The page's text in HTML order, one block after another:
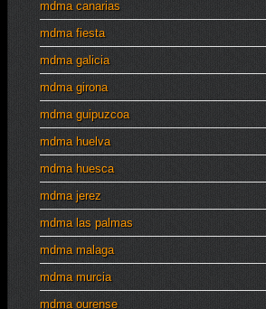
mdma canarias
mdma fiesta
mdma galicia
mdma girona
mdma guipuzcoa
mdma huelva
mdma huesca
mdma jerez
mdma las palmas
mdma malaga
mdma murcia
mdma ourense